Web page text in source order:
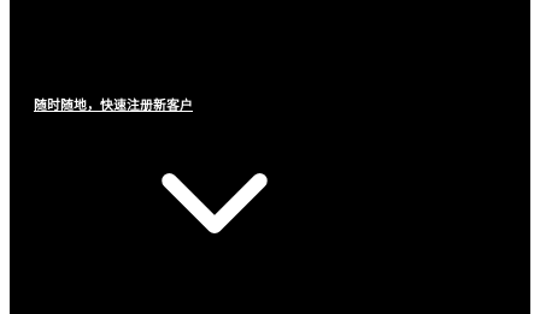
随时随地，快速注册新客户